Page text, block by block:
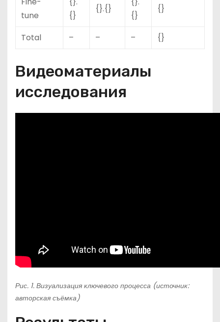
tune
{}
{}.{}
{}
{}
Total – – – {}
Видеоматериалы
исследования
Рис. 1. Визуализация ключевого процесса (источник:
авторская съёмка)